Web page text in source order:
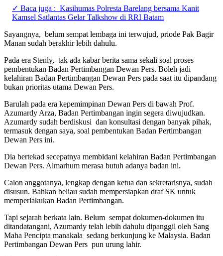
✓ Baca juga : Kasihumas Polresta Barelang bersama Kanit
Kamsel Satlantas Gelar Talkshow di RRI Batam
Sayangnya, belum sempat lembaga ini terwujud, priode Pak Bagir
Manan sudah berakhir lebih dahulu.
Pada era Stenly, tak ada kabar berita sama sekali soal proses
pembentukan Badan Pertimbangan Dewan Pers. Boleh jadi
kelahiran Badan Pertimbangan Dewan Pers pada saat itu dipandang
bukan prioritas utama Dewan Pers.
Barulah pada era kepemimpinan Dewan Pers di bawah Prof.
Azumardy Arza, Badan Pertimbangan ingin segera diwujudkan.
Azumardy sudah berdiskusi dan konsultasi dengan banyak pihak,
termasuk dengan saya, soal pembentukan Badan Pertimbangan
Dewan Pers ini.
Dia bertekad secepatnya membidani kelahiran Badan Pertimbangan
Dewan Pers. Almarhum merasa butuh adanya badan ini.
Calon anggotanya, lengkap dengan ketua dan sekretarisnya, sudah
disusun. Bahkan beliau sudah mempersiapkan draf SK untuk
memperlakukan Badan Pertimbangan.
Tapi sejarah berkata lain. Belum sempat dokumen-dokumen itu
ditandatangani, Azumardy telah lebih dahulu dipanggil oleh Sang
Maha Pencipta manakala sedang berkunjung ke Malaysia. Badan
Pertimbangan Dewan Pers pun urung lahir.